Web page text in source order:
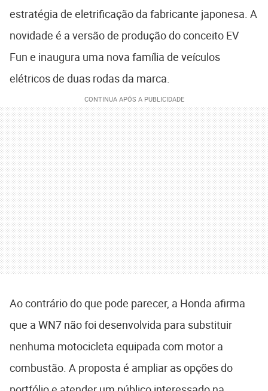
estratégia de eletrificação da fabricante japonesa. A
novidade é a versão de produção do conceito EV
Fun e inaugura uma nova família de veículos
elétricos de duas rodas da marca.
Ao contrário do que pode parecer, a Honda afirma
que a WN7 não foi desenvolvida para substituir
nenhuma motocicleta equipada com motor a
combustão. A proposta é ampliar as opções do